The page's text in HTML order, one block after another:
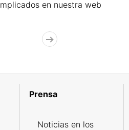
en nuestra web
Prensa
Noticias en los